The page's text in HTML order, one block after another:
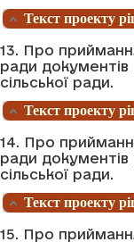
Текст проекту
13. Про
ради документів
сільської ради.
Текст проекту
14. Про
ради документів
сільської ради.
Текст проекту
15. Про